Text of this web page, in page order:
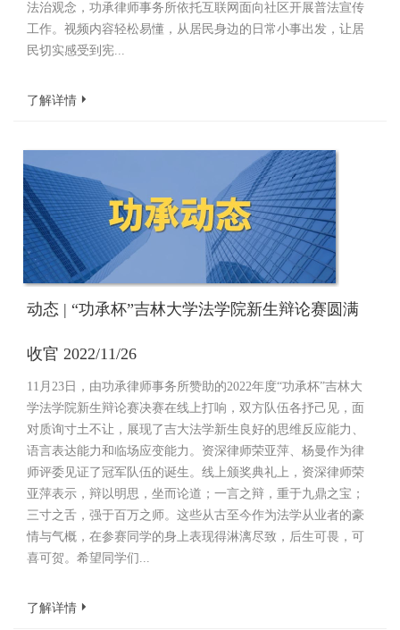
法治观念，功承律师事务所依托互联网面向社区开展普法宣传
工作。视频内容轻松易懂，从居民身边的日常小事出发，让居
民切实感受到宪...
了解详情
动态 | “功承杯”吉林大学法学院新生辩论赛圆满
收官 2022/11/26
11月23日，由功承律师事务所赞助的2022年度“功承杯”吉林大
学法学院新生辩论赛决赛在线上打响，双方队伍各抒己见，面
对质询寸土不让，展现了吉大法学新生良好的思维反应能力、
语言表达能力和临场应变能力。资深律师荣亚萍、杨曼作为律
师评委见证了冠军队伍的诞生。线上颁奖典礼上，资深律师荣
亚萍表示，辩以明思，坐而论道；一言之辩，重于九鼎之宝；
三寸之舌，强于百万之师。这些从古至今作为法学从业者的豪
情与气概，在参赛同学的身上表现得淋漓尽致，后生可畏，可
喜可贺。希望同学们...
了解详情